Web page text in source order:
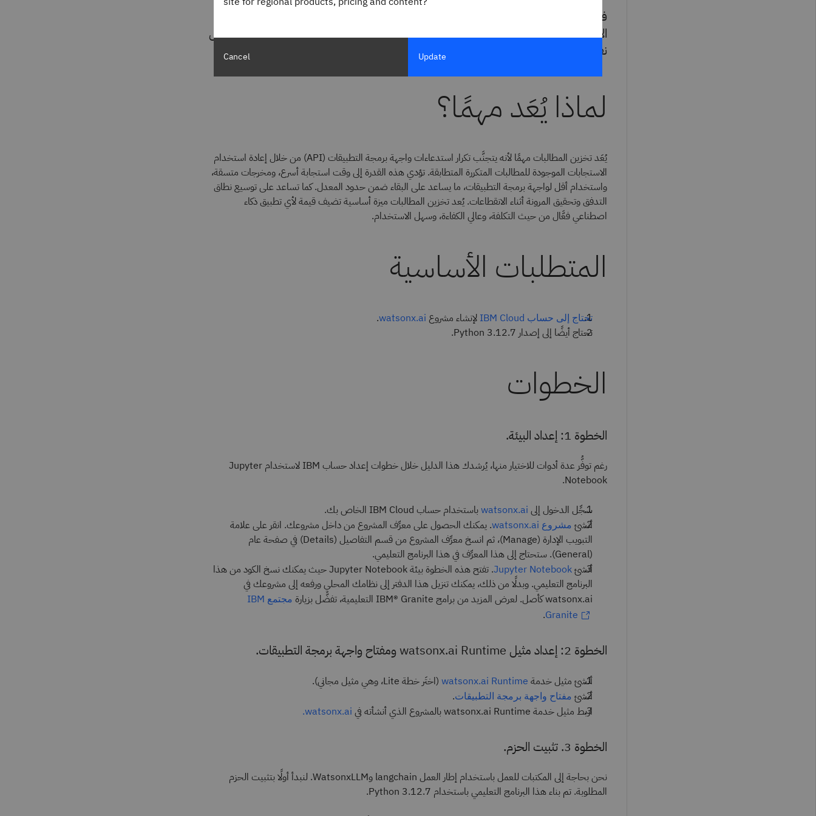
فكِّر في التخزين المؤقت للمطالبات كنوع من "الذاكرة" للتطبيق. يحتفظ النظام بنتائج
الاستعلامات السابقة لتوفير وقت المعالجة من خلال عدم الاضطرار إلى تكرار الطلبات للإدخال
نفسه.
لماذا يُعَد مهمًا؟
يُعَد تخزين المطالبات مهمًا لأنه يتجنَّب تكرار استدعاءات واجهة برمجة التطبيقات (API) من خلال إعادة استخدام
الاستجابات الموجودة للمطالبات المتكررة المتطابقة. تؤدي هذه القدرة إلى وقت استجابة أسرع، ومخرجات متسقة،
واستخدام أقل لواجهة برمجة التطبيقات، ما يساعد على البقاء ضمن حدود المعدل. كما تساعد على توسيع نطاق
التدفق وتحقيق المرونة أثناء الانقطاعات. يُعد تخزين المطالبات ميزة أساسية تضيف قيمة لأي تطبيق ذكاء
اصطناعي فعَّال من حيث التكلفة، وعالي الكفاءة، وسهل الاستخدام.
المتطلبات الأساسية
تحتاج إلى حساب IBM Cloud لإنشاء مشروع watsonx.ai
.
تحتاج أيضًا إلى إصدار Python 3.12.7.
الخطوات
الخطوة 1: إعداد البيئة.
رغم توفُّر عدة أدوات للاختيار منها، يُرشدك هذا الدليل خلال خطوات إعداد حساب IBM لاستخدام Jupyter
Notebook.
سجِّل الدخول إلى watsonx.ai باستخدام حساب IBM Cloud الخاص بك.
أنشئ مشروع watsonx.ai
. يمكنك الحصول على معرِّف المشروع من داخل مشروعك. انقر على علامة
التبويب الإدارة (Manage)، ثم انسخ معرِّف المشروع من قسم التفاصيل (Details) في صفحة عام
(General). ستحتاج إلى هذا المعرِّف في هذا البرنامج التعليمي.
أنشئ Jupyter Notebook
.
تفتح هذه الخطوة بيئة Jupyter Notebook حيث يمكنك نسخ الكود من هذا
البرنامج التعليمي. وبدلًا من ذلك، يمكنك تنزيل هذا الدفتر إلى نظامك المحلي ورفعه إلى مشروعك في
watsonx.ai كأصل. لعرض المزيد من برامج IBM® Granite التعليمية، تفضَّل بزيارة
مجتمع IBM
Granite
.
الخطوة 2: إعداد مثيل watsonx.ai Runtime ومفتاح واجهة برمجة التطبيقات.
أنشئ مثيل خدمة watsonx.ai Runtime (اختَر خطة Lite، وهي مثيل مجاني).
أنشئ مفتاح واجهة برمجة التطبيقات.
اربط مثيل خدمة watsonx.ai Runtime بالمشروع الذي أنشأته في
watsonx.ai.
الخطوة 3. تثبيت الحزم.
نحن بحاجة إلى المكتبات للعمل باستخدام إطار العمل langchain وWatsonxLLM. لنبدأ أولًا بتثبيت الحزم
المطلوبة. تم بناء هذا البرنامج التعليمي باستخدام Python 3.12.7.
Cancel Update